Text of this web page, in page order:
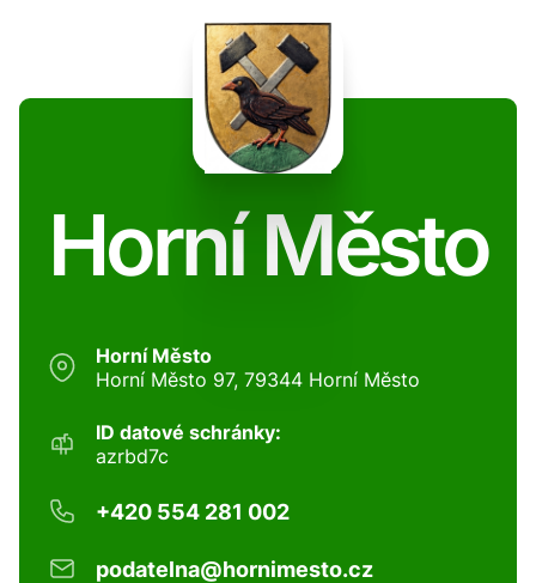
Horní Město
Horní Město
Horní Město 97, 79344 Horní Město
ID datové schránky:
azrbd7c
+420 554 281 002
podatelna@hornimesto.cz